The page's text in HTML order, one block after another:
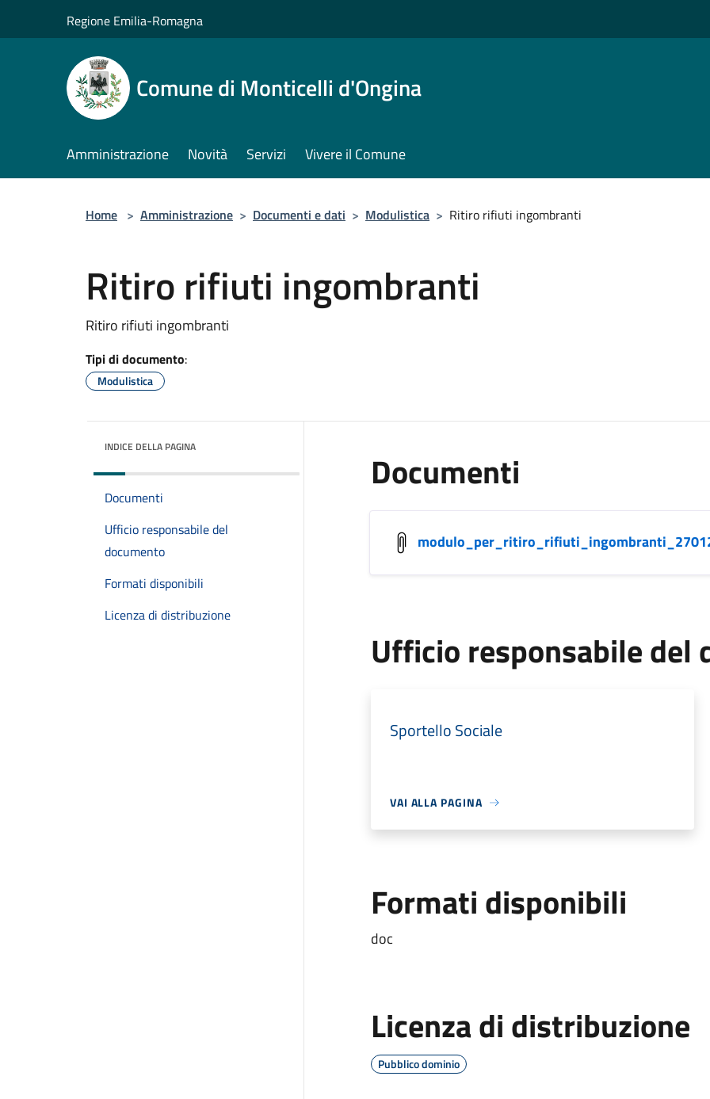
Regione Emilia-Romagna
Comune di Monticelli d'Ongina
Amministrazione Novità Servizi Vivere il Comune
Home > Amministrazione > Documenti e dati > Modulistica > Ritiro rifiuti ingombranti
Ritiro rifiuti ingombranti
Ritiro rifiuti ingombranti
Tipi di documento:
Modulistica
INDICE DELLA PAGINA
Documenti
Ufficio responsabile del
documento
Formati disponibili
Licenza di distribuzione
Documenti
Ufficio responsabile del
Sportello Sociale
VAI ALLA PAGINA
Formati disponibili
doc
Licenza di distribuzione
Pubblico dominio